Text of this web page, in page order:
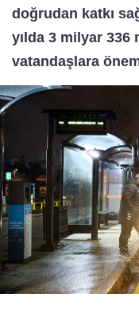
doğrudan katkı
yılda 3 milyar 336
vatandaşlara